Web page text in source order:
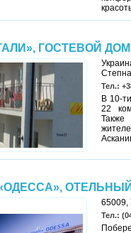
ГОСТЕВОЙ ДОМ
Тел.:
В 10-
22
Также
65009,
Тел.: